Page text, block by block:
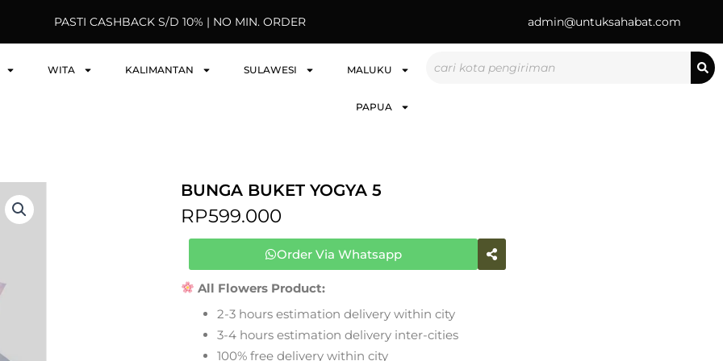
PASTI CASHBACK S/D 10% | NO MIN. ORDER admin@untuksahabat.com
WITA KALIMANTAN SULAWESI MALUKU
PAPUA
BUNGA BUKET YOGYA 5
RP599.000
Order Via Whatsapp
All Flowers Product:
2-3 hours estimation delivery within city
3-4 hours estimation delivery inter-cities
100% free delivery within city